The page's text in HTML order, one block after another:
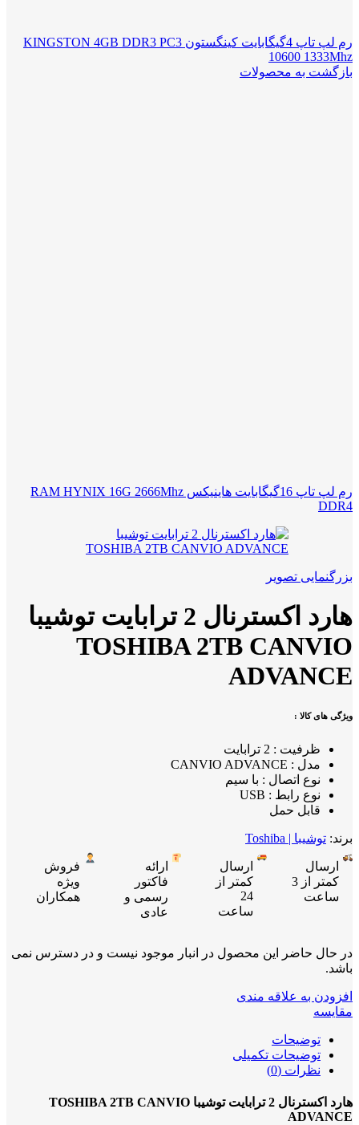
رم لپ تاپ 4گیگابایت کینگستون KINGSTON 4GB DDR3 PC3
10600 1333Mhz
بازگشت به محصولات
رم لپ تاپ 16گیگابایت هاینیکس RAM HYNIX 16G 2666Mhz
DDR4
بزرگنمایی تصویر
هارد اکسترنال 2 ترابایت توشیبا
TOSHIBA 2TB CANVIO
ADVANCE
ویژگی های کالا :
ظرفیت : 2 ترابایت
مدل : CANVIO ADVANCE
نوع اتصال : با سیم
نوع رابط : USB
قابل حمل
برند: توشیبا | Toshiba
ارسال
کمتر از 3
ساعت
ارسال
کمتر از
24
ساعت
ارائه
فاکتور
رسمی و
عادی
فروش
ویژه
همکاران
در حال حاضر این محصول در انبار موجود نیست و در دسترس نمی
باشد.
افزودن به علاقه مندی
مقایسه
توضیحات
توضیحات تکمیلی
نظرات (0)
هارد اکسترنال 2 ترابایت توشیبا TOSHIBA 2TB CANVIO
ADVANCE